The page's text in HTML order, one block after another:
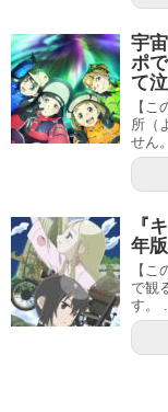
宇
ポ
て
【
所（
せん
『
年
【
で観
す。